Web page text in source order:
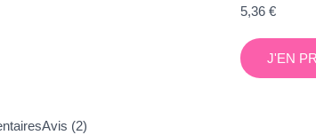
5,36 €
J'EN
Avis (2)